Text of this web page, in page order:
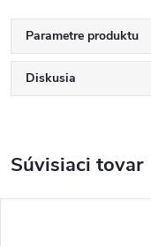
Parametre produktu
Diskusia
Súvisiaci tovar